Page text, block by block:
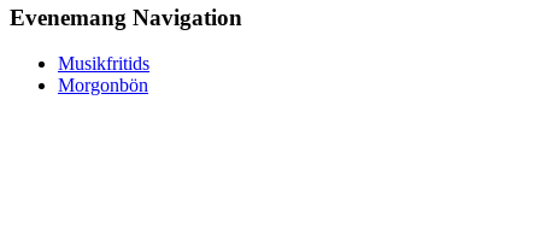
Evenemang Navigation
Musikfritids
Morgonbön